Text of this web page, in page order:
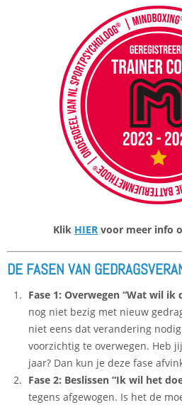
Klik HIER voor meer info
DE FASEN VAN
Fase 1: Overwegen “Wat wil ik
nog niet bezig met nieuw
niet eens dat verandering
voorzichtig te overwegen. Heb
jaar? Dan kun je deze fase
Fase 2: Beslissen “Ik wil het
tegens afgewogen. Is het de